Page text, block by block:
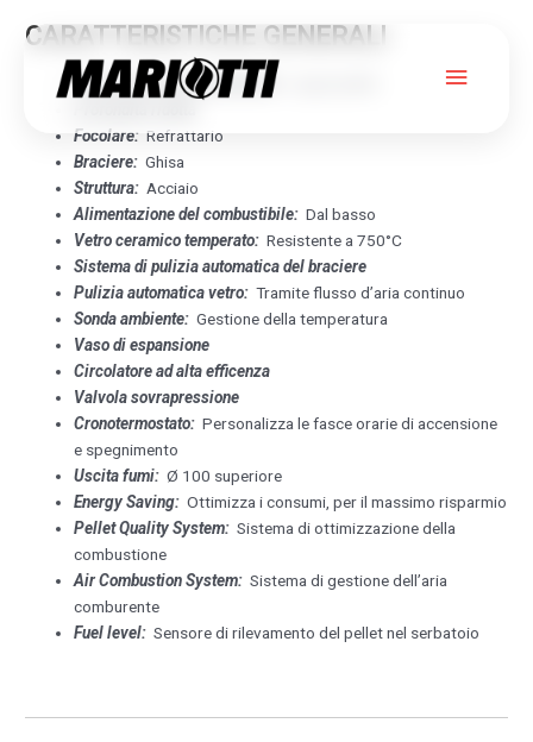
Menu
TI SLIM
PANORAMA 18
GIROLAMI
CARATTERISTICHE GENERALI
Termocamino Bicombustibile:
Focolare: Refrattario
Braciere: Ghisa
Struttura: Acciaio
Alimentazione del combustibile: Dal basso
Vetro ceramico temperato: Resistente a 750°C
Sistema di pulizia automatica del braciere
Pulizia automatica vetro: Tramite flusso d’aria continuo
Sonda ambiente: Gestione della temperatura
Vaso di espansione
Circolatore ad alta efficenza
Valvola sovrapressione
Cronotermostato: Personalizza le fasce orarie di accensione
e spegnimento
Uscita fumi: Ø 100 superiore
Energy Saving: Ottimizza i consumi, per il massimo risparmio
Pellet Quality System: Sistema di ottimizzazione della
combustione
Air Combustion System: Sistema di gestione dell’aria
comburente
Fuel level: Sensore di rilevamento del pellet nel serbatoio